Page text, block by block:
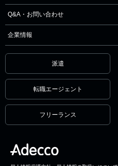
Q&A・お問い合わせ
企業情報
派遣
転職エージェント
フリーランス